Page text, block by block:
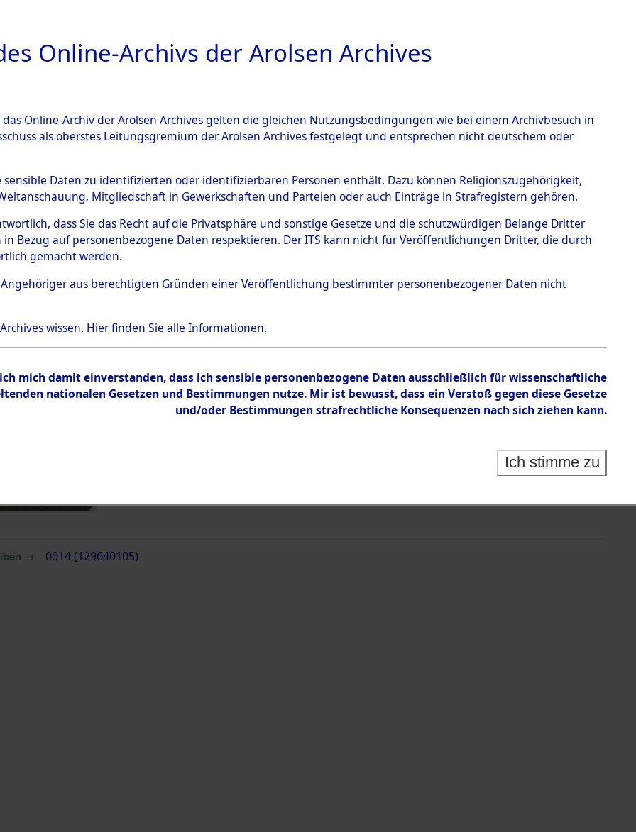
ARCHIVALE ÜBERSICHT BILD
0014 (129640105)
Person SOLONGEW, NIKOLAIJ
→ 0014 (129640105)
Online-Archivs der Arolsen Archives
Online-Archiv der Arolsen Archives gelten die gleichen Nutzungsbedingungen wie bei einem Archivbesuch in
als oberstes Leitungsgremium der Arolsen Archives festgelegt und entsprechen nicht deutschem oder
sensible Daten zu identifizierten oder identifizierbaren Personen enthält. Dazu können Religionszugehörigkeit,
Mitgliedschaft in Gewerkschaften und Parteien oder auch Einträge in Strafregistern gehören.
dass Sie das Recht auf die Privatsphäre und sonstige Gesetze und die schutzwürdigen Belange Dritter
Bezug auf personenbezogene Daten respektieren. Der ITS kann nicht für Veröffentlichungen Dritter, die durch
gemacht werden.
Angehöriger aus berechtigten Gründen einer Veröffentlichung bestimmter personenbezogener Daten nicht
wissen. Hierfinden Sie alle Informationen.
mich damit einverstanden, dass ich sensible personenbezogene Daten ausschließlich für wissenschaftliche
nationalen Gesetzen und Bestimmungen nutze. Mir ist bewusst, dass ein Verstoß gegen diese Gesetze
und/oder Bestimmungen strafrechtliche Konsequenzen nach sich ziehen kann.
Ich stimme zu